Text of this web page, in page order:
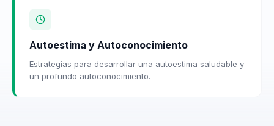
Autoestima y Autoconocimiento
Estrategias para desarrollar una autoestima saludable y
un profundo autoconocimiento.